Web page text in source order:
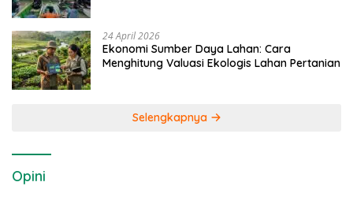
24 April 2026
Ekonomi Sumber Daya Lahan: Cara
Menghitung Valuasi Ekologis Lahan Pertanian
Selengkapnya
Opini